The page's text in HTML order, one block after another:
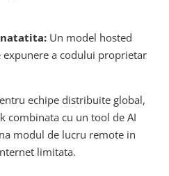
Un model hosted
a codului proprietar
echipe distribuite global,
combinata cu un tool de AI
modul de lucru remote in
limitata.